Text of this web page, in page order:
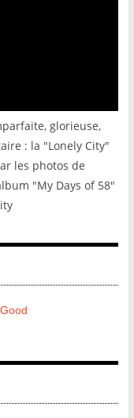
glorieuse,
: la "Lonely City"
les photos de
"My Days of 58"